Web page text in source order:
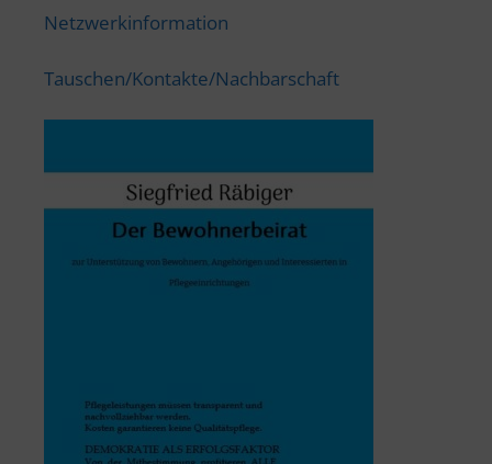
Netzwerkinformation
Tauschen/Kontakte/Nachbarschaft